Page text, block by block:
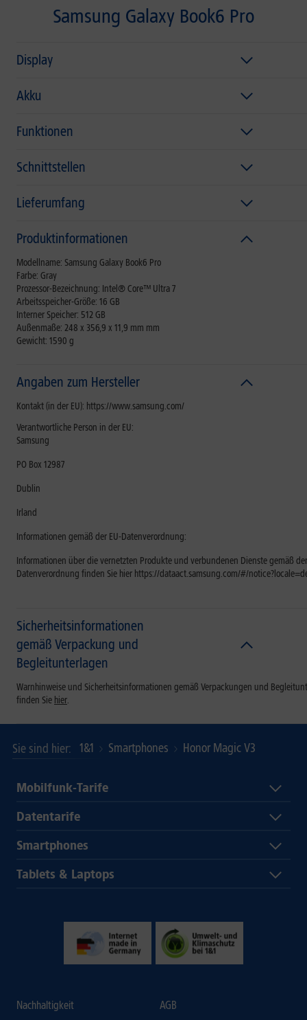
Samsung Galaxy Book6 Pro
Display
Akku
Funktionen
Schnittstellen
Lieferumfang
Produktinformationen
Modellname: Samsung Galaxy Book6 Pro
Farbe: Gray
Prozessor-Bezeichnung: Intel® Core™ Ultra 7
Arbeitsspeicher-Größe: 16 GB
Interner Speicher: 512 GB
Außenmaße: 248 x 356,9 x 11,9 mm mm
Gewicht: 1590 g
Angaben zum Hersteller
Kontakt (in der EU): https://www.samsung.com/
Verantwortliche Person in der EU:
Samsung
PO Box 12987
Dublin
Irland
Informationen gemäß der EU-Datenverordnung:
Informationen über die vernetzten Produkte und verbundenen Dienste gemäß
Datenverordnung finden Sie hier https://dataact.samsung.com/#/
Sicherheitsinformationen
gemäß Verpackung und
Begleitunterlagen
Warnhinweise und Sicherheitsinformationen gemäß Verpackungen und
finden Sie hier.
Sie sind hier 1&1 Smartphones Honor Magic V3
Mobilfunk-Tarife
Datentarife
Smartphones
Tablets & Laptops
Nachhaltigkeit AGB